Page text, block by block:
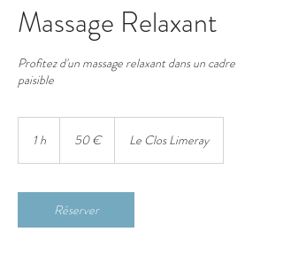
Massage Relaxant
Profitez d'un massage relaxant dans un cadre
paisible
1 h 50 € Le Clos Limeray
Réserver